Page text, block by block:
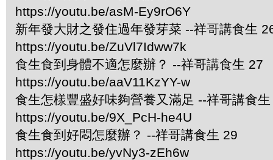
https://youtu.be/asM-Ey9rO6Y
新年發大財之發住過年發芽菜 --祥哥講食生
https://youtu.be/ZuVl7Idww7k
食生食到身體不適怎麼辦？ --祥哥講食生 27
https://youtu.be/aaV11KzYY-w
食生怎樣豐盛好味夠營養又滿足 --祥哥講食
https://youtu.be/9X_PcH-he4U
食生食到好悶怎麼辦？ --祥哥講食生 29
https://youtu.be/yvNy3-zEh6w